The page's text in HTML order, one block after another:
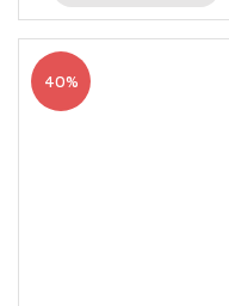
40%